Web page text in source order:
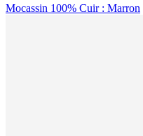
Mocassin 100% Cuir : Marron